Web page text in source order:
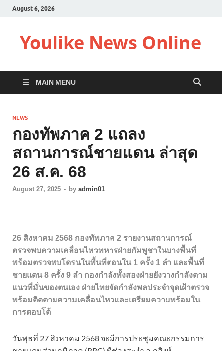
August 6, 2026
Youlike News Online
MAIN MENU
NEWS
กองทัพภาค 2 แถลง
สถานการณ์ชายแดน ล่าสุด
26 ส.ค. 68
August 27, 2025 - by admin01
26 สิงหาคม 2568 กองทัพภาค 2 รายงานสถานการณ์
ตรวจพบความเคลื่อนไหวทหารฝ่ายกัมพูชาในบางพื้นที่
พร้อมตรวจพบโดรนในพื้นที่ตอนใน 1 ครั้ง 1 ลำ และพื้นที่
ชายแดน 8 ครั้ง 9 ลำ กองกำลังทั้งสองฝ่ายยังวางกำลังตาม
แนวที่มั่นของตนเอง ฝ่ายไทยจัดกำลังพลประจำจุดเฝ้าตรวจ
พร้อมติดตามความเคลื่อนไหวและเตรียมความพร้อมใน
การตอบโต้
วันพุธที่ 27 สิงหาคม 2568 จะมีการประชุมคณะกรรมการ